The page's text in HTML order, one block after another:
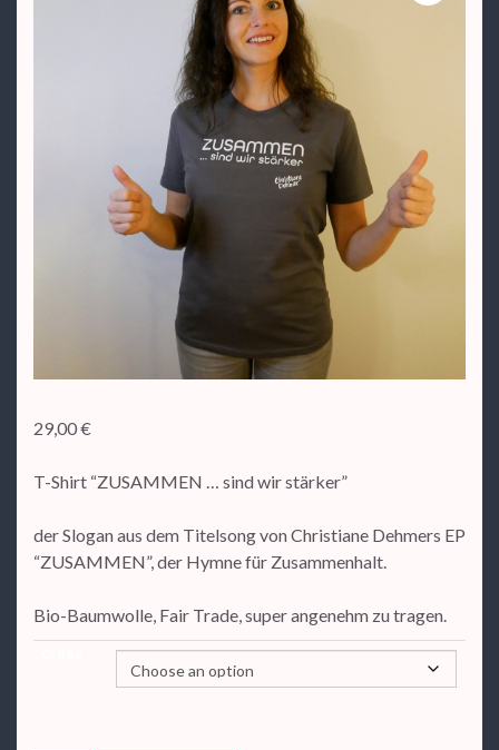
29,00€
T-Shirt “ZUSAMMEN … sind wir stärker”
der Slogan aus dem Titelsong von Christiane Dehmers EP
“ZUSAMMEN”, der Hymne für Zusammenhalt.
Bio-Baumwolle, Fair Trade, super angenehm zu tragen.